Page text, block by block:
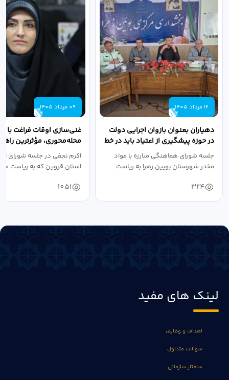
12 مرداد 1405
دهیاران بعنوان بازوان اجرایی دولت
در حوزه پیشگیری از اعتیاد باید در خط
مقدم...
جلسه شورای هماهنگی مبارزه با مواد
مخدر شهرستان بویین زهرا به ریاست
324
09 مرداد 1405
غنی‌سازی اوقات فراغت با
محله‌محوری، مؤثرترین
پیشگیری از...
اکرم نجفی در جلسه شورای
استان قزوین که به ریاست
1051
لینک های مفید
اهداف و وظایف
سوالات متداول
ساختار سازمانی